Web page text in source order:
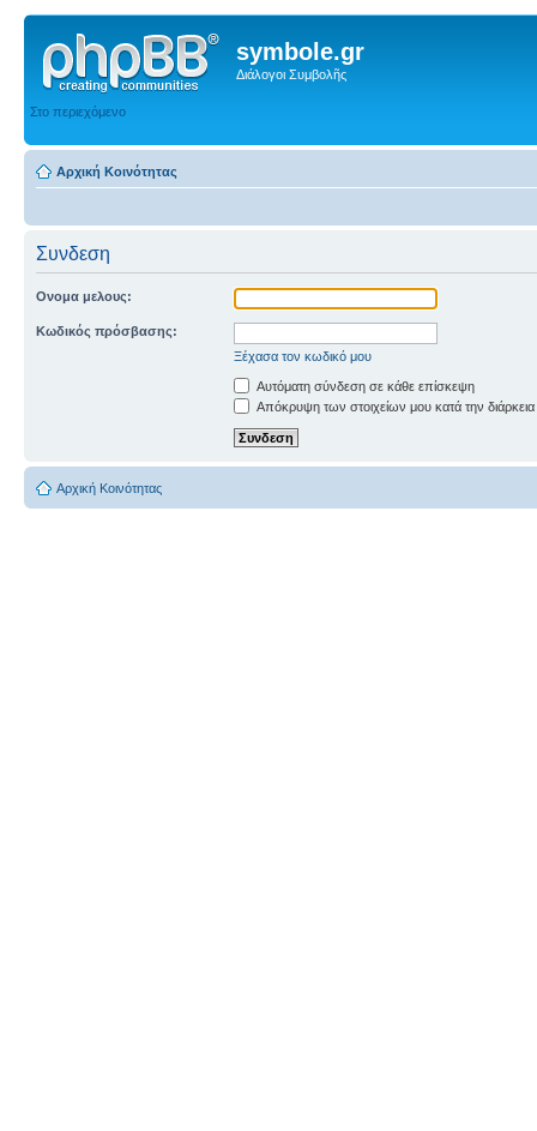
symbole.gr
Διάλογοι Συμβολῆς
Στο περιεχόμενο
Αρχική Κοινότητας
Συνδεση
Ονομα μελους:
Κωδικός πρόσβασης:
Ξέχασα τον κωδικό μου
Αυτόματη σύνδεση σε κάθε επίσκεψη
Απόκρυψη των στοιχείων μου κατά την
Αρχική Κοινότητας